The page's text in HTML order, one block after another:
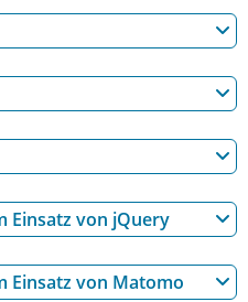
Einsatz von jQuery
Einsatz von Matomo